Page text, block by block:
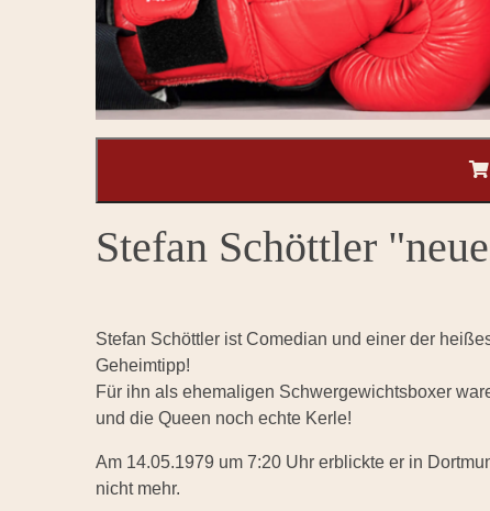
Stefan Schöttler
Stefan Schöttler ist Comedian und einer der
Geheimtipp!
Für ihn als ehemaligen Schwergewichtsboxer
und die Queen noch echte Kerle!
Am 14.05.1979 um 7:20 Uhr erblickte er in
nicht mehr.